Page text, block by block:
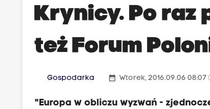
Krynicy. Po raz
też Forum
Gospodarka date_range Wtorek, 2016.09.06 08:07
"Europa w obliczu wyzwań -